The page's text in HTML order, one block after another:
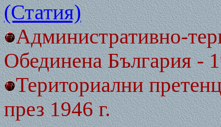
(Статия)
Административно-
Обединена България -
Териториални
през 1946 г.